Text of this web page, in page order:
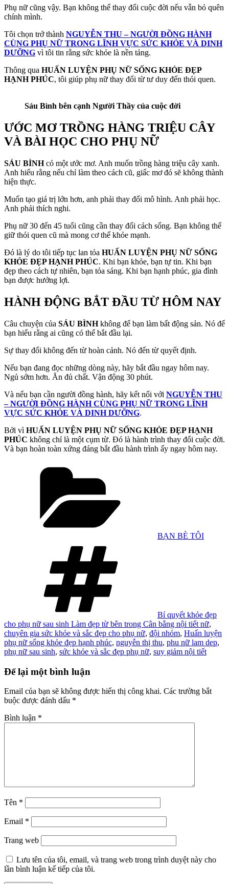
Phụ nữ cũng vậy. Bạn không thể thay đổi cuộc đời nếu vẫn bỏ quên
chính mình.
Tôi chọn trở thành NGUYỄN THU – NGƯỜI ĐỒNG HÀNH
CÙNG PHỤ NỮ TRONG LĨNH VỰC SỨC KHỎE VÀ DINH
DƯỠNG vì tôi tin rằng sức khỏe là nền tảng.
Thông qua HUẤN LUYỆN PHỤ NỮ SỐNG KHỎE ĐẸP
HẠNH PHÚC, tôi giúp phụ nữ thay đổi từ tư duy đến thói quen.
Sáu Bình bên cạnh Người Thầy của cuộc đời
ƯỚC MƠ TRỒNG HÀNG TRIỆU CÂY
VÀ BÀI HỌC CHO PHỤ NỮ
SÁU BÌNHcó một ước mơ. Anh muốn trồng hàng triệu cây xanh.
Anh hiểu rằng nếu chỉ làm theo cách cũ, giấc mơ đó sẽ không thành
hiện thực.
Muốn tạo giá trị lớn hơn, anh phải thay đổi mô hình. Anh phải học.
Anh phải thích nghi.
Phụ nữ 30 đến 45 tuổi cũng cần thay đổi cách sống. Bạn không thể
giữ thói quen cũ mà mong cơ thể khỏe mạnh.
Đó là lý do tôi tiếp tục lan tỏa HUẤN LUYỆN PHỤ NỮ SỐNG
KHỎE ĐẸP HẠNH PHÚC. Khi bạn khỏe, bạn tự tin. Khi bạn
đẹp theo cách tự nhiên, bạn tỏa sáng. Khi bạn hạnh phúc, gia đình
bạn được hưởng lợi.
HÀNH ĐỘNG BẮT ĐẦU TỪ HÔM NAY
Câu chuyện của SÁU BÌNHkhông để bạn làm bất động sản. Nó để
bạn hiểu rằng ai cũng có thể bắt đầu lại.
Sự thay đổi không đến từ hoàn cảnh. Nó đến từ quyết định.
Nếu bạn đang đọc những dòng này, hãy bắt đầu ngay hôm nay.
Ngủ sớm hơn. Ăn đủ chất. Vận động 30 phút.
Và nếu bạn cần người đồng hành, hãy kết nối với NGUYỄN THU
– NGƯỜI ĐỒNG HÀNH CÙNG PHỤ NỮ TRONG LĨNH
VỰC SỨC KHỎE VÀ DINH DƯỠNG.
Bởi vì HUẤN LUYỆN PHỤ NỮ SỐNG KHỎE ĐẸP HẠNH
PHÚC không chỉ là một cụm từ. Đó là hành trình thay đổi cuộc đời.
Và bạn hoàn toàn xứng đáng bắt đầu hành trình ấy ngay hôm nay.
BẠN BÈ TÔI
Bí quyết khỏe đẹp
cho phụ nữ sau sinh Làm đẹp từ bên trong Cân bằng nội tiết nữ,
chuyên gia sức khỏe và sắc đẹp cho phụ nữ, đội nhóm, Huấn luyện
phụ nữ sống khỏe đẹp hạnh phúc, nguyễn thị thu, phu nữ lam dep,
phụ nữ sau sinh, sức khỏe và sắc đẹp phụ nữ, suy giảm nội tiết
Để lại một bình luận
Email của bạn sẽ không được hiển thị công khai. Các trường bắt
buộc được đánh dấu *
Bình luận *
Tên *
Email *
Trang web
Lưu tên của tôi, email, và trang web trong trình duyệt này cho
lần bình luận kế tiếp của tôi.